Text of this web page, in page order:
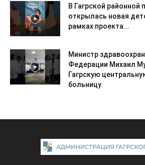
В Гагрской районной
открылась новая
рамках проекта...
Министр
Федерации Михаил
Гагрскую
больницу